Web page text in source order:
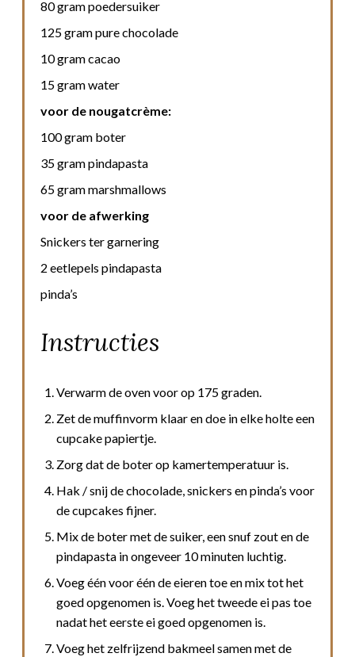
80 gram poedersuiker
125 gram pure chocolade
10 gram cacao
15 gram water
voor de nougatcrème:
100 gram boter
35 gram pindapasta
65 gram marshmallows
voor de afwerking
Snickers ter garnering
2 eetlepels pindapasta
pinda’s
Instructies
Verwarm de oven voor op 175 graden.
Zet de muffinvorm klaar en doe in elke holte een
cupcake papiertje.
Zorg dat de boter op kamertemperatuur is.
Hak / snij de chocolade, snickers en pinda’s voor
de cupcakes fijner.
Mix de boter met de suiker, een snuf zout en de
pindapasta in ongeveer 10 minuten luchtig.
Voeg één voor één de eieren toe en mix tot het
goed opgenomen is. Voeg het tweede ei pas toe
nadat het eerste ei goed opgenomen is.
Voeg het zelfrijzend bakmeel samen met de